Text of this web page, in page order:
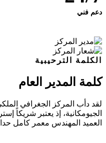
دعم فني
الكلمة الترحيبية
كلمة المدير العام
الجيومكانية، إذ يعتبر شريكاً
العميد المهندس معمر كامل